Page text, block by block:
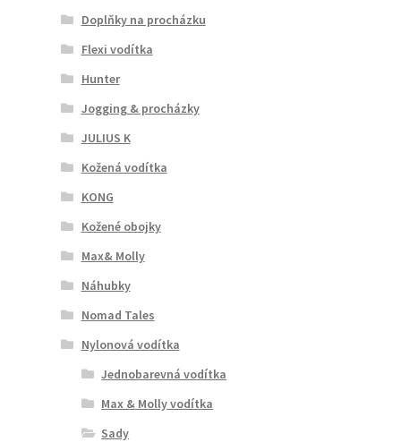
Doplňky na procházku
Flexi vodítka
Hunter
Jogging & procházky
JULIUS K
Kožená vodítka
KONG
Kožené obojky
Max& Molly
Náhubky
Nomad Tales
Nylonová vodítka
Jednobarevná vodítka
Max & Molly vodítka
Sady